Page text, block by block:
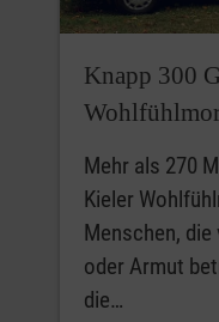
Knapp 300
Mehr als 270
Kieler
Menschen,
oder Armut
die…